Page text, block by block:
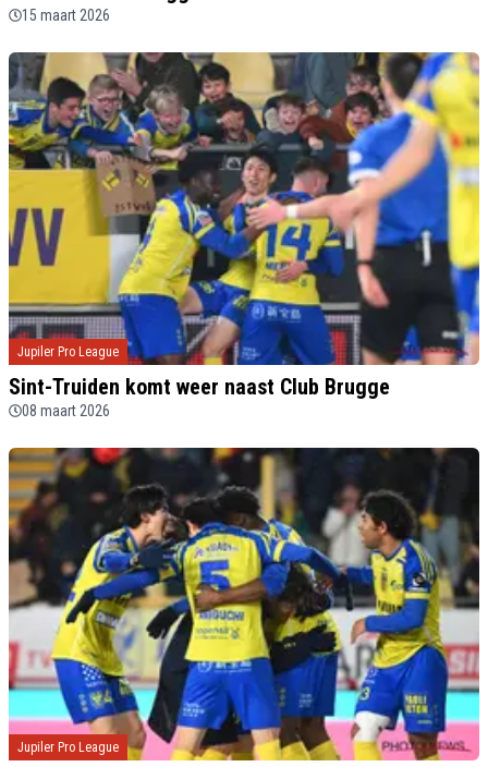
15 maart 2026
Jupiler Pro League
Sint-Truiden komt weer naast Club Brugge
08 maart 2026
Jupiler Pro League